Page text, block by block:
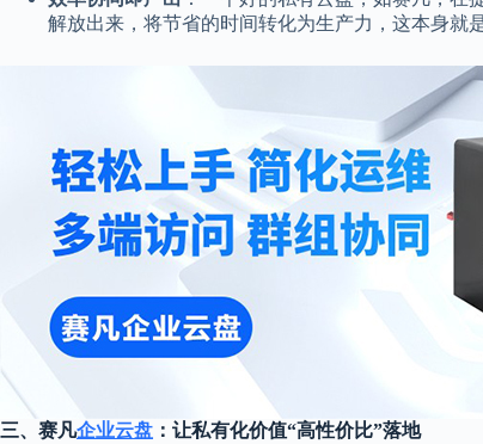
解放出来，将节省的时间转化为生产力，这本身就
三、赛凡企业云盘 ：让私有化价值“高性价比”落地